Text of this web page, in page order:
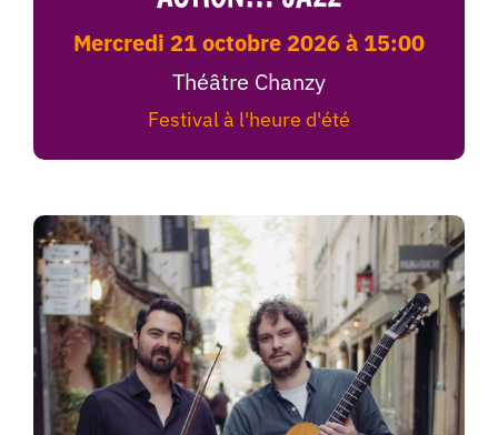
mercredi 21 octobre 2026 à 15:00
Théâtre Chanzy
Festival à l'heure d'été